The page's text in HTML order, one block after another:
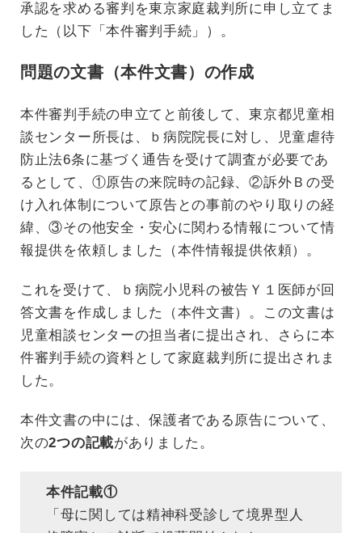
承認を求める審判を東京家庭裁判所に申し立てま
した（以下「本件審判手続」）。
問題の文書（本件文書）の作成
本件審判手続の申立てと前後して、東京都児童相
談センター所長は、ｂ病院院長に対し、児童虐待
防止法6条に基づく通告を受けて調査が必要であ
るとして、①原告の来院時の記録、②訴外Ｂの受
け入れ体制について原告との事前のやり取りの経
緯、③その他安全・安心に関わる情報について情
報提供を依頼しました（本件情報提供依頼）。
これを受けて、ｂ病院小児科の被告Ｙ１医師が回
答文書を作成しました（本件文書）。この文書は
児童相談センターの担当者に提出され、さらに本
件審判手続の資料として家庭裁判所に提出されま
した。
本件文書の中には、保護者である原告について、
次の2つの記載がありました。
本件記載①
「母に関しては精神科受診して境界型人